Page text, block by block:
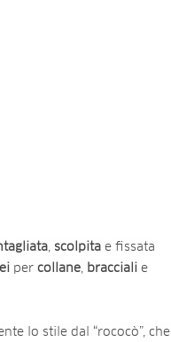
, scolpita e fissata
per collane, bracciali e
lo stile dal “rococò”, che